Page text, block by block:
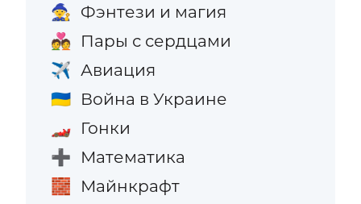
🧙 Фэнтези и магия
💑 Пары с сердцами
✈️ Авиация
🇺🇦 Война в Украине
🏎️ Гонки
➕ Математика
🧱 Майнкрафт